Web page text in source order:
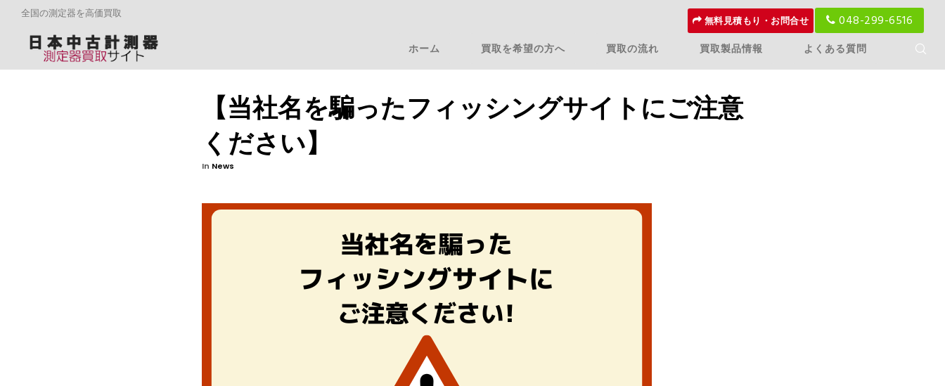
全国の測定器を高価買取 無料見積もり・お問合せ 048-299-6516
ホーム 買取を希望の方へ 買取の流れ 買取製品情報 よくある質問
【当社名を騙ったフィッシングサイトにご注意
ください】
In News